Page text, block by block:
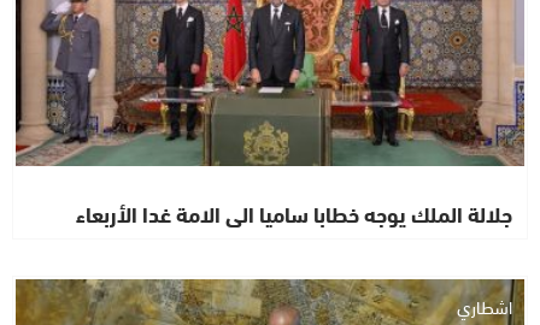
جلالة الملك يوجه خطابا ساميا الى الامة غدا الأربعاء
اشطاري